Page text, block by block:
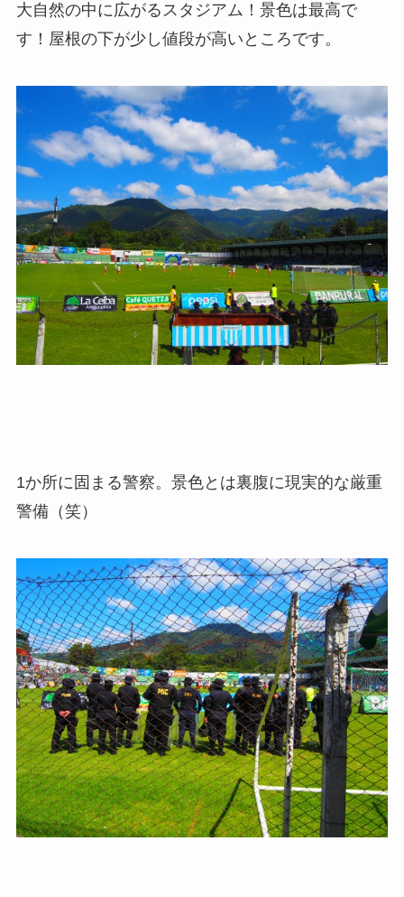
大自然の中に広がるスタジアム！景色は最高で
す！屋根の下が少し値段が高いところです。
1か所に固まる警察。景色とは裏腹に現実的な厳重
警備（笑）